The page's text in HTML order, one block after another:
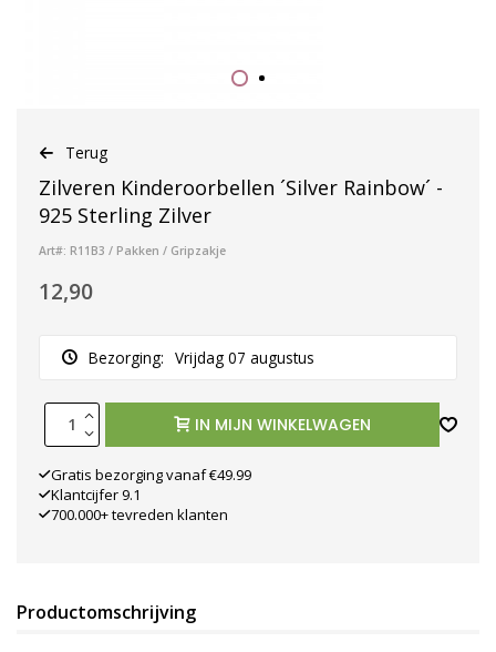
Terug
Zilveren Kinderoorbellen ´Silver Rainbow´ -
925 Sterling Zilver
Art#: R11B3 / Pakken / Gripzakje
12,90
Bezorging: Vrijdag 07 augustus
IN MIJN WINKELWAGEN
Gratis bezorging vanaf €49.99
Klantcijfer 9.1
700.000+ tevreden klanten
Productomschrijving